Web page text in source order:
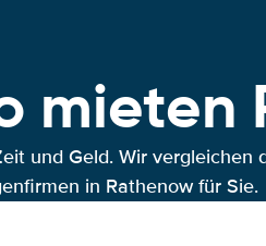
mieten
und Geld. Wir vergleichen
in Rathenow für Sie.